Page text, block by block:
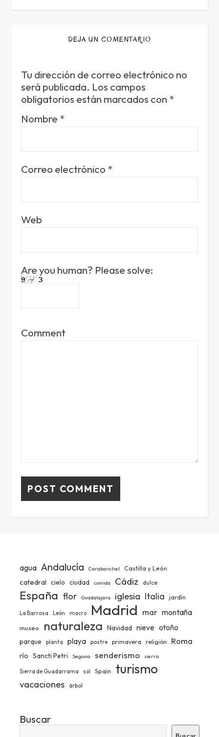
DEJA UN COMENTARIO
Tu dirección de correo electrónico no
será publicada. Los campos
obligatorios están marcados con *
Nombre *
Correo electrónico *
Web
Are you human? Please solve:
Comment
agua Andalucía Carabanchel Castilla y León
catedral cielo ciudad comida Cádiz dulce
España flor Guadalajara iglesia Italia jardín
La Barrosa León macro Madrid mar montaña
museo naturaleza Navidad nieve otoño
parque planta playa postre primavera religión Roma
río Sancti Petri Segovia senderismo sierra
Sierra de Guadarrama sol Spain turismo
vacaciones árbol
Buscar